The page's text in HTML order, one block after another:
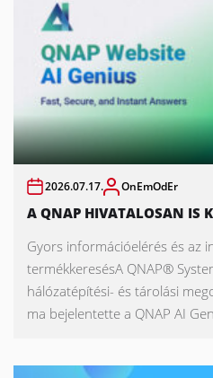
2026.07.17. OnEmOdEr
A QNAP HIVATALOSAN IS
Gyors információelérés és az
termékkeresésA QNAP®
hálózatépítési- és tárolási
ma bejelentette a QNAP AI